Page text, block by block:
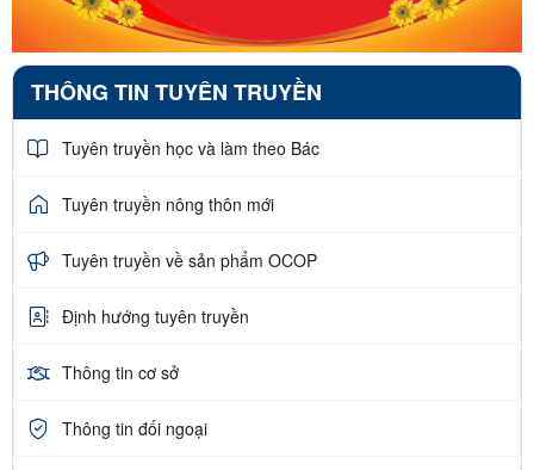
THÔNG TIN TUYÊN TRUYỀN
Tuyên truyền học và làm theo Bác
Tuyên truyền nông thôn mới
Tuyên truyền về sản phẩm OCOP
Định hướng tuyên truyền
Thông tin cơ sở
Thông tin đối ngoại